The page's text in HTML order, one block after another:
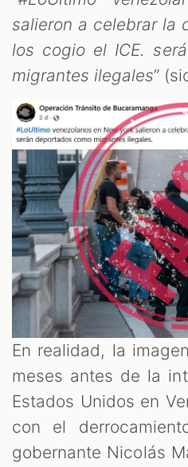
salieron a celebrar la
los cogio el ICE.
migrantes ilegales”
En realidad, la
meses antes de la
Estados Unidos en
con el
gobernante Nicolás